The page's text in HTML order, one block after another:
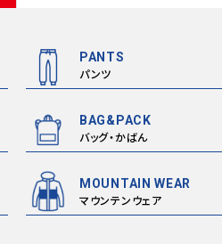
PANTS
パンツ
BAG&PACK
バッグ・かばん
MOUNTAIN WEAR
マウンテンウェア